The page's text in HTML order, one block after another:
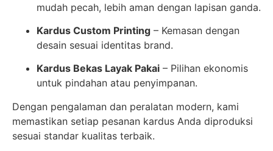
mudah pecah, lebih aman dengan lapisan ganda.
Kardus Custom Printing – Kemasan dengan
desain sesuai identitas brand.
Kardus Bekas Layak Pakai – Pilihan ekonomis
untuk pindahan atau penyimpanan.
Dengan pengalaman dan peralatan modern, kami
memastikan setiap pesanan kardus Anda diproduksi
sesuai standar kualitas terbaik.